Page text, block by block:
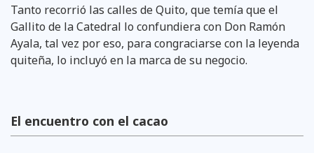
Tanto recorrió las calles de Quito, que temía que el
Gallito de la Catedral lo confundiera con Don Ramón
Ayala, tal vez por eso, para congraciarse con la leyenda
quiteña, lo incluyó en la marca de su negocio.
El encuentro con el cacao